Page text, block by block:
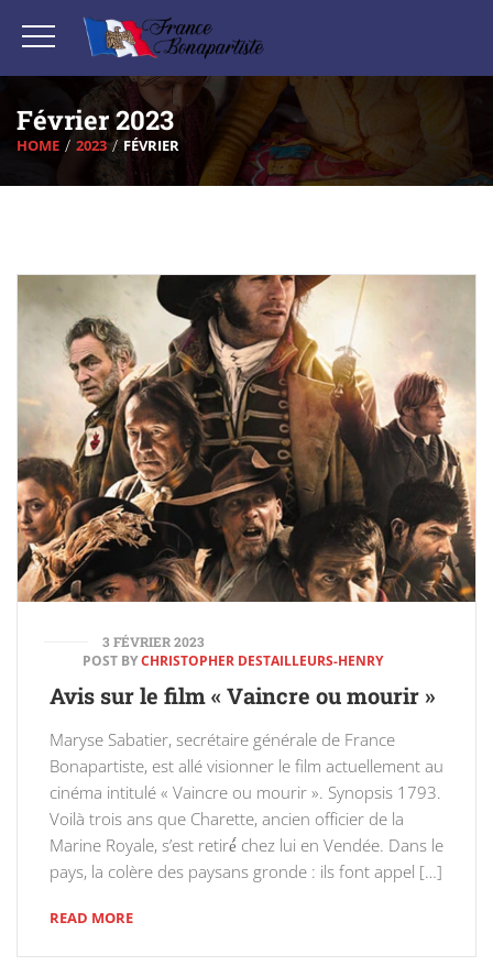
Février 2023
HOME 2023 FÉVRIER
3 FÉVRIER 2023
POST BYCHRISTOPHER DESTAILLEURS-HENRY
Avis sur le film « Vaincre ou mourir »
Maryse Sabatier, secrétaire générale de France
Bonapartiste, est allé visionner le film actuellement au
cinéma intitulé « Vaincre ou mourir ». Synopsis 1793.
Voilà trois ans que Charette, ancien officier de la
Marine Royale, s’est retiré́ chez lui en Vendée. Dans le
pays, la colère des paysans gronde : ils font appel […]
READ MORE